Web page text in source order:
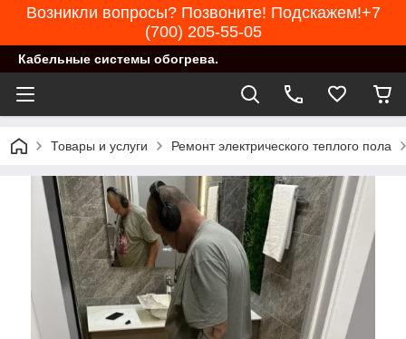
Возникли вопросы? Позвоните! Подскажем!+7
(700) 205-55-05
Кабельные системы обогрева.
Товары и услуги Ремонт электрического теплого пола